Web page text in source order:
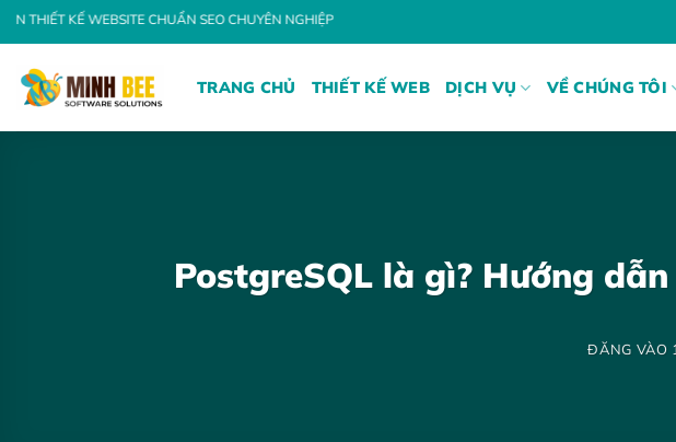
Bỏ
qua
dung
CHUẨN SEO CHUYÊN NGHIỆP
TRANG CHỦ THIẾT KẾ WEB DỊCH VỤ VỀ CHÚNG TÔI
PostgreSQL là gì? Hướng
ĐĂNG VÀO